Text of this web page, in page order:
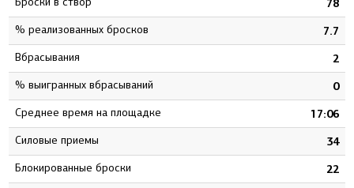
78
% реализованных бросков 7.7
Вбрасывания 2
% выигранных вбрасываний 0
Среднее время на площадке 17:06
Силовые приемы 34
Блокированные броски 22